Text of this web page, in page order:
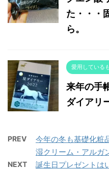
た・・・
ら。
愛用している
来年の手
ダイアリ
PREV
今年の冬も基礎化粧
湿クリーム・アルガ
NEXT
誕生日プレゼントは